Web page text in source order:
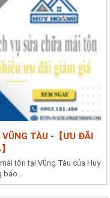
TÀU -【ƯU ĐÃI
tôn tại Vũng Tàu của Huy
báo...